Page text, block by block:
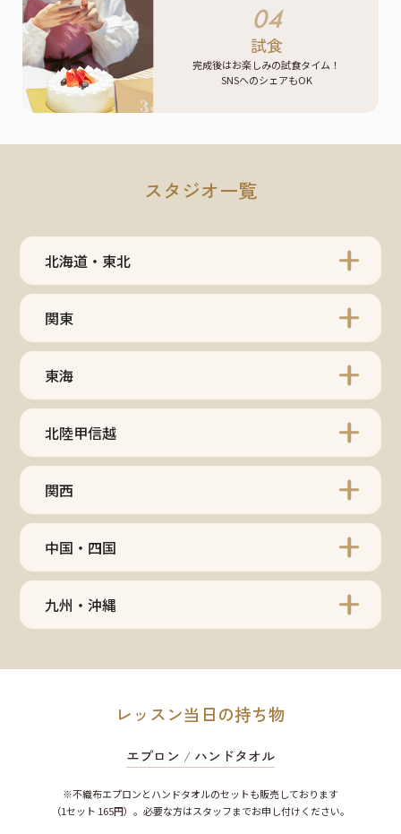
04
試食
完成後はお楽しみの試食タイム！
SNSへのシェアもOK
スタジオ一覧
北海道・東北
関東
東海
北陸甲信越
関西
中国・四国
九州・沖縄
レッスン当日の持ち物
エプロン / ハンドタオル
※不織布エプロンとハンドタオルのセットも販売しております
（1セット 165円）。必要な方はスタッフまでお申し付けください。